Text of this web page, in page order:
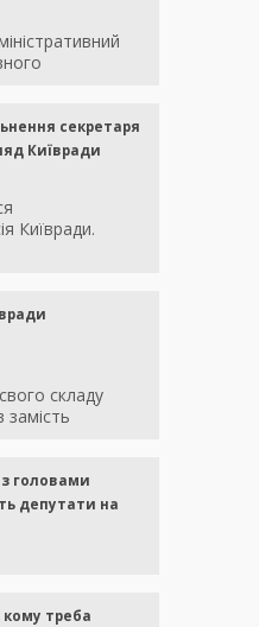
секретаря
Київради
Київради.
складу
замість
головами
депутати на
кому треба